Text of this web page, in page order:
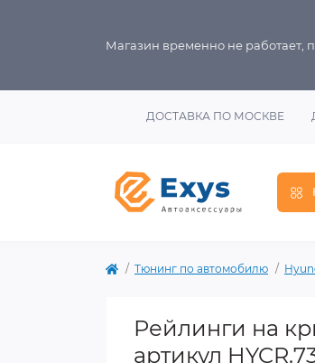
Магазин временно не работает,
ДОСТАВКА ПО МОСКВЕ
Тюнинг по автомобилю
Рейлинги на
артикул